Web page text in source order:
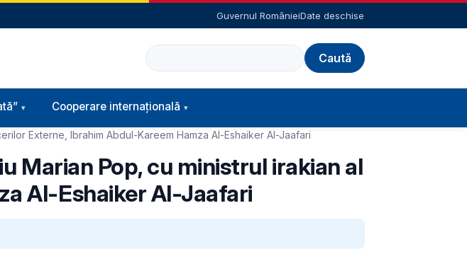
Guvernul RomânieiDate deschise
Caută
Cooperare internațională
Externe, Ibrahim Abdul-Kareem Hamza Al-Eshaiker Al-Jaafari
Marian Pop, cu ministrul irakian al
Al-Eshaiker Al-Jaafari